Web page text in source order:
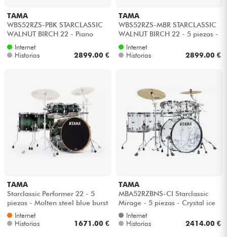
TAMA
WBS52RZS-PBK STARCLASSIC
WALNUT BIRCH 22 - Piano
blackInternet
Historias
2899.00 €
TAMA
WBS52RZS-MBR STARCLASSIC
WALNUT BIRCH 22 - 5 piezas -
Molten brown burst
Internet
Historias
2899.00 €
TAMA
Starclassic Performer 22 - 5
piezas - Molten steel blue burst
Internet
Historias
1671.00 €
TAMA
MBA52RZBNS-CI Starclassic
Mirage - 5 piezas - Crystal ice
Internet
Historias
2414.00 €